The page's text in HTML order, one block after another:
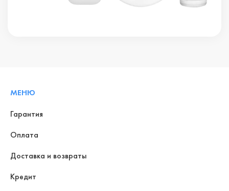
МЕНЮ
Гарантия
Оплата
Доставка и возвраты
Кредит